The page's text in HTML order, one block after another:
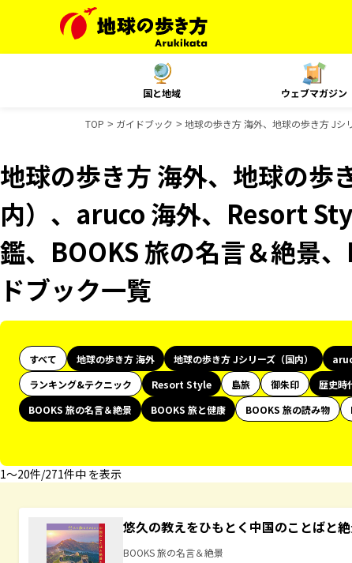
国と地域 ウェブマガジン
TOP ガイドブック 地球の歩き方 海外、地球の歩き方 Jシ
地球の歩き方 海外、地球の歩
内）、aruco 海外、Resort
鑑、BOOKS 旅の名言＆絶景
ドブック一覧
すべて 地球の歩き方 海外 地球の歩き方 Jシリーズ（国内）
ランキング&テクニック
Resort Style 島旅 御朱印 歴史時
BOOKS 旅の名言＆絶景
BOOKS 旅と健康 BOOKS 旅の読み物
1〜20件/271件中 を表示
悠久の教えをひもとく中国のことばと
BOOKS 旅の名言＆絶景